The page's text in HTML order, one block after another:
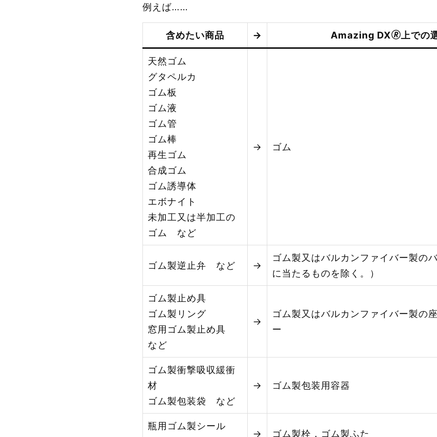
例えば……
含めたい商品 → Amazing DX🄬上での
天然ゴム
グタペルカ
ゴム板
ゴム液
ゴム管
ゴム棒
再生ゴム
合成ゴム
ゴム誘導体
エボナイト
未加工又は半加工の
ゴム など
→ ゴム
ゴム製逆止弁 など →
ゴム製又はバルカンファイバー製の
に当たるものを除く。）
ゴム製止め具
ゴム製リング
窓用ゴム製止め具
など
→
ゴム製又はバルカンファイバー製の
ー
ゴム製衝撃吸収緩衝
材
ゴム製包装袋 など
→ ゴム製包装用容器
瓶用ゴム製シール
→ ゴム製栓，ゴム製ふた